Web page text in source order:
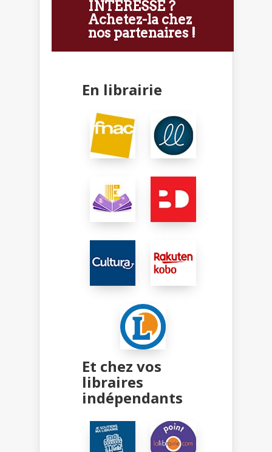
INTÉRESSE ?
Achetez-la chez
nos partenaires !
En librairie
Et chez vos
libraires
indépendants